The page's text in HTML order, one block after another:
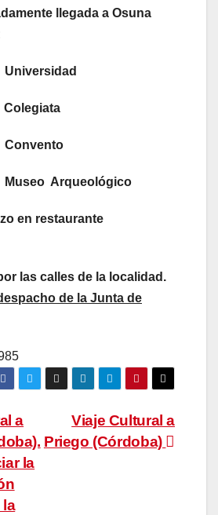
llegada a Osuna
Arqueológico
en restaurante
las calles de la localidad.
de la Junta de
Viaje Cultural a
Priego (Córdoba)
a
la
la